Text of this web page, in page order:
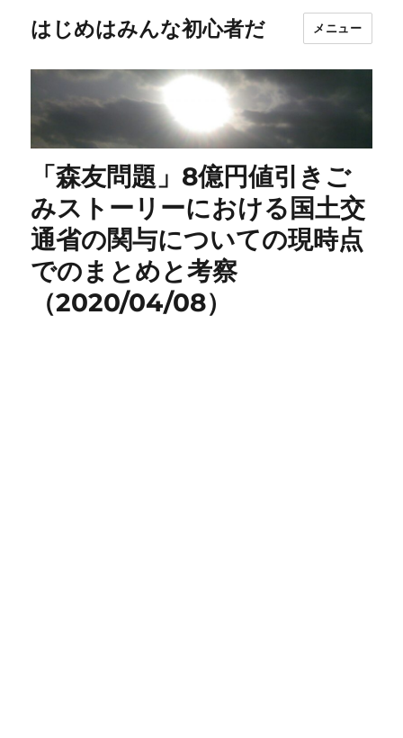
はじめはみんな初心者だ メニュー
「森友問題」8億円値引きご
みストーリーにおける国土交
通省の関与についての現時点
でのまとめと考察
（2020/04/08）